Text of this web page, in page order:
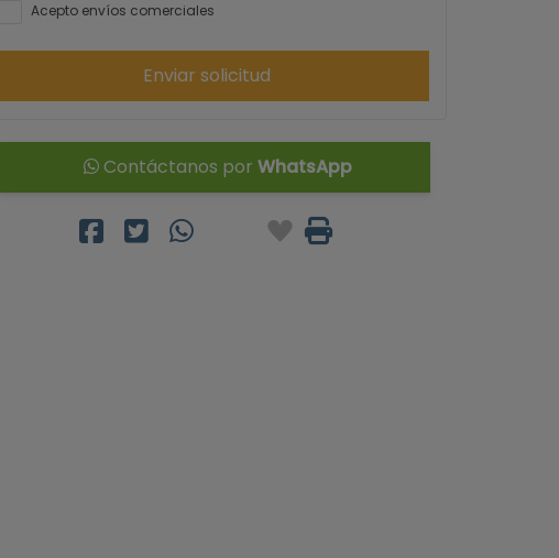
Acepto envíos comerciales
Enviar solicitud
Contáctanos por WhatsApp